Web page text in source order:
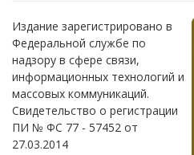
Издание зарегистрировано в
Федеральной службе по
надзору в сфере связи,
информационных технологий и
массовых коммуникаций.
Свидетельство о регистрации
ПИ № ФС 77 - 57452 от
27.03.2014